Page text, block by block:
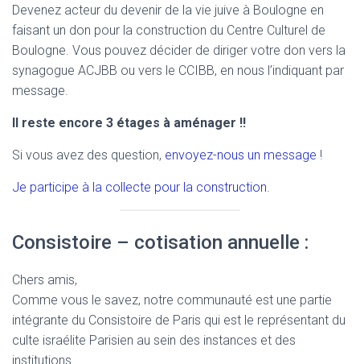
Devenez acteur du devenir de la vie juive à Boulogne en
faisant un don pour la construction du Centre Culturel de
Boulogne. Vous pouvez décider de diriger votre don vers la
synagogue ACJBB ou vers le CCIBB, en nous l’indiquant par
message.
Il reste encore 3 étages à aménager !!
Si vous avez des question, envoyez-nous un message !
Je participe à la collecte pour la construction.
Consistoire – cotisation annuelle :
Chers amis,
Comme vous le savez, notre communauté est une partie
intégrante du Consistoire de Paris qui est le représentant du
culte israélite Parisien au sein des instances et des
institutions.